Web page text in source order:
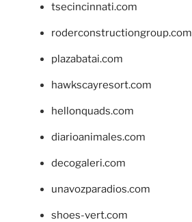
tsecincinnati.com
roderconstructiongroup.com
plazabatai.com
hawkscayresort.com
hellonquads.com
diarioanimales.com
decogaleri.com
unavozparadios.com
shoes-vert.com